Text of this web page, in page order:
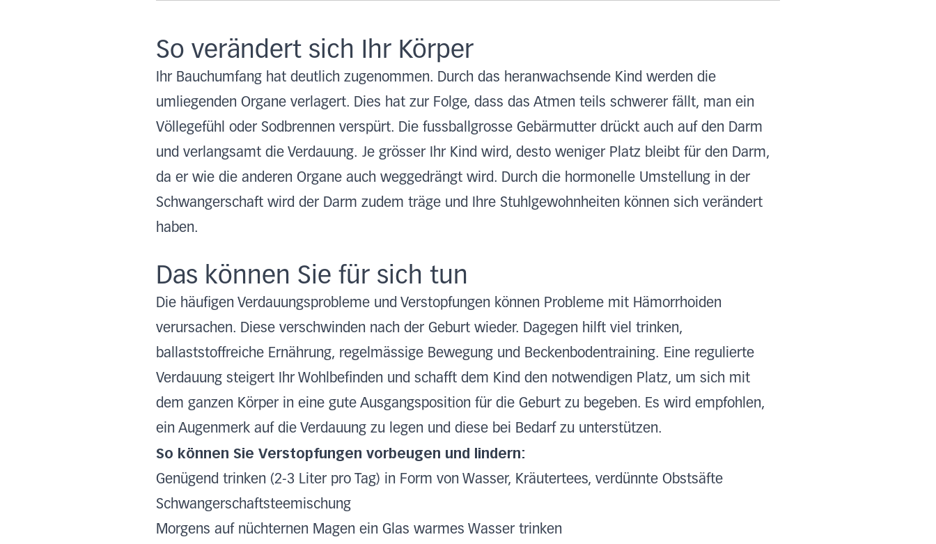
So verändert sich Ihr Körper
Ihr Bauchumfang hat deutlich zugenommen. Durch das heranwachsende Kind werden die
umliegenden Organe verlagert. Dies hat zur Folge, dass das Atmen teils schwerer fällt, man ein
Völlegefühl oder Sodbrennen verspürt. Die fussballgrosse Gebärmutter drückt auch auf den Darm
und verlangsamt die Verdauung. Je grösser Ihr Kind wird, desto weniger Platz bleibt für den Darm,
da er wie die anderen Organe auch weggedrängt wird. Durch die hormonelle Umstellung in der
Schwangerschaft wird der Darm zudem träge und Ihre Stuhlgewohnheiten können sich verändert
haben.
Das können Sie für sich tun
Die häufigen Verdauungsprobleme und Verstopfungen können Probleme mit Hämorrhoiden
verursachen. Diese verschwinden nach der Geburt wieder. Dagegen hilft viel trinken,
ballaststoffreiche Ernährung, regelmässige Bewegung und Beckenbodentraining. Eine regulierte
Verdauung steigert Ihr Wohlbefinden und schafft dem Kind den notwendigen Platz, um sich mit
dem ganzen Körper in eine gute Ausgangsposition für die Geburt zu begeben. Es wird empfohlen,
ein Augenmerk auf die Verdauung zu legen und diese bei Bedarf zu unterstützen.
So können Sie Verstopfungen vorbeugen und lindern:
Genügend trinken (2-3 Liter pro Tag) in Form von Wasser, Kräutertees, verdünnte Obstsäfte
Schwangerschaftsteemischung
Morgens auf nüchternen Magen ein Glas warmes Wasser trinken